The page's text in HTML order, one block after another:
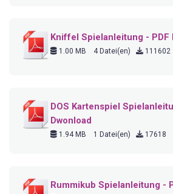
Kniffel Spielanleitung - PDF
1.00 MB 4 Datei(en) 111602
DOS Kartenspiel
Dwonload
1.94 MB 1 Datei(en) 17618
Rummikub Spielanleitung -